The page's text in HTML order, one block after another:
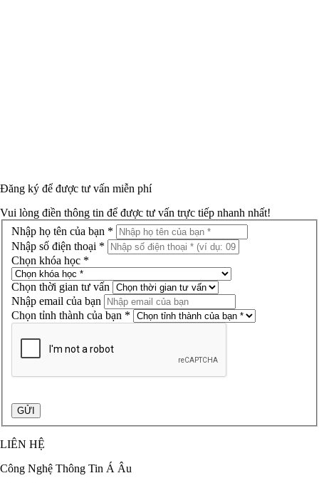
Đăng ký để được tư vấn miễn phí
Vui lòng điền thông tin để được tư vấn trực tiếp nhanh nhất!
Nhập họ tên của bạn *
Nhập số điện thoại *
Chọn khóa học *
Chọn thời gian tư vấn
Nhập email của bạn
Chọn tỉnh thành của bạn *
LIÊN HỆ
Công Nghệ Thông Tin Á Âu